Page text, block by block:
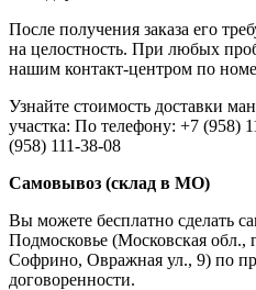
После получения заказа его
на целостность. При любых
нашим контакт-центром по
Узнайте стоимость доставки
участка: По телефону: +7 (958)
(958) 111-38-08
Самовывоз (склад в МО)
Вы можете бесплатно сделать
Подмосковье (Московская
Софрино, Овражная ул., 9) по
договоренности.